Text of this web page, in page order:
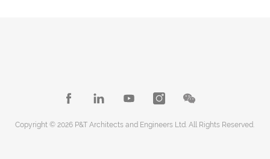
Copyright © 2026 P&T Architects and Engineers Ltd. All Rights Reserved.